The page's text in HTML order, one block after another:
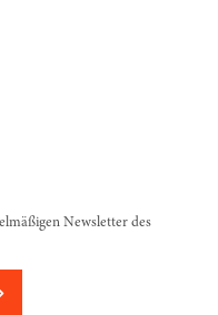
Newsletter des